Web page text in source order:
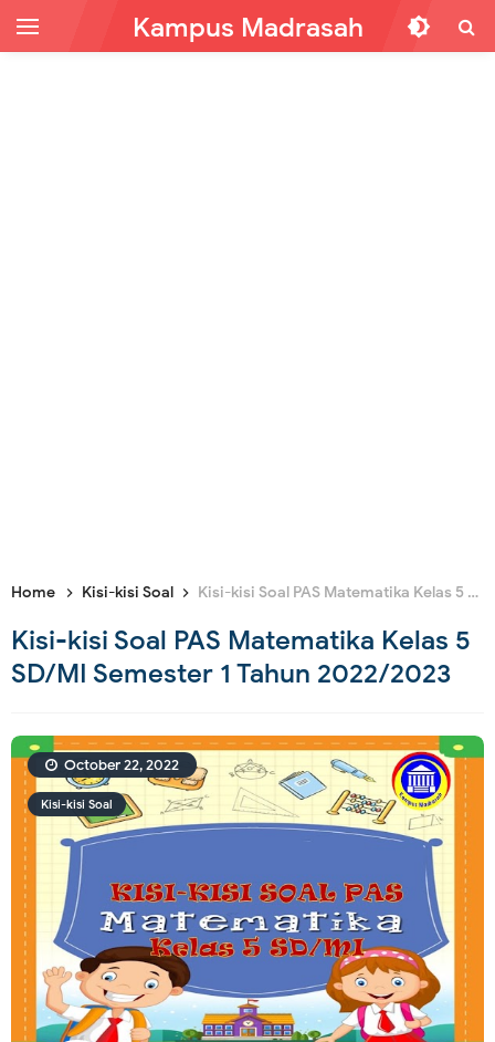
Kampus Madrasah
Home Kisi-kisi Soal Kisi-kisi Soal PAS Matematika Kelas 5 SD/MI Semester 1 Tahun 2022/2023
Kisi-kisi Soal PAS Matematika Kelas 5
SD/MI Semester 1 Tahun 2022/2023
Kisi-kisi Soal
October 22, 2022